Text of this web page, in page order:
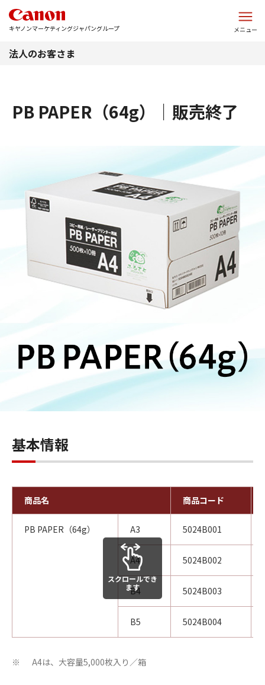
キヤノンマーケティングジャパングループ メニュー
法人のお客さま
PB PAPER（64g）｜販売終了
基本情報
商品名 商品コード
PB PAPER（64g） A3 5024B001
A4 5024B002
B4 5024B003
B5 5024B004
スクロールでき
ます
※ A4は、大容量5,000枚入り／箱